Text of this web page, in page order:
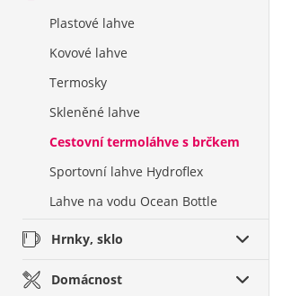
Plastové lahve
Kovové lahve
Termosky
Skleněné lahve
Cestovní termoláhve s brčkem
Sportovní lahve Hydroflex
Lahve na vodu Ocean Bottle
Hrnky, sklo
Domácnost